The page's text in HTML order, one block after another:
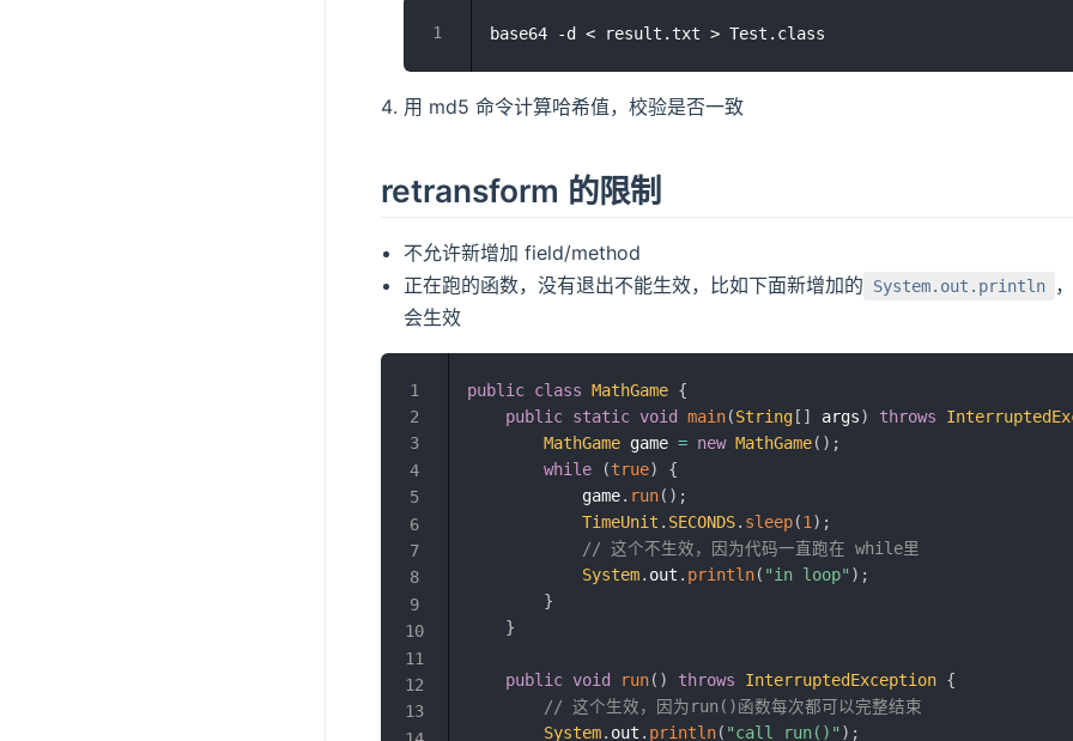
用 md5 命令计算哈希值，校验是否一致
retransform 的限制
不允许新增加 field/method
正在跑的函数，没有退出不能生效，比如下面新增加的
System.out.println
会生效
public class MathGame {
public static void main(String [ ] args) throws
MathGame game = new MathGame( ) ;
while
(true)
{
            game
. run( ) ;
TimeUnit . SECONDS. sleep(1) ;
// 这个不生效，因为代码一直跑在 while里
System. out . println( "in loop" ) ;
}
}
public void run( ) throws InterruptedException {
// 这个生效，因为run()函数每次都可以完整结束
System. out . println( "call run()" ) ;